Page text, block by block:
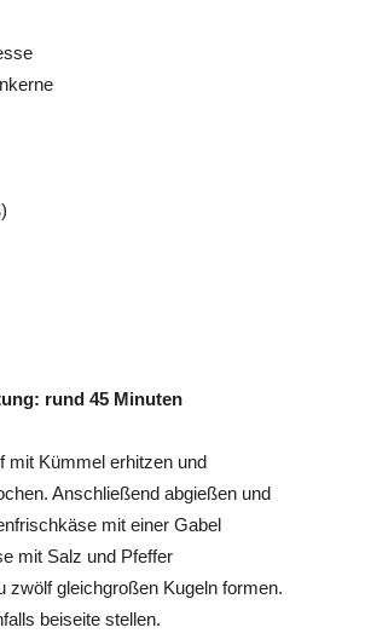
rund 45 Minuten
mit Kümmel erhitzen und
Anschließend abgießen und
mit einer Gabel
mit Salz und Pfeffer
zwölf gleichgroßen Kugeln formen.
beiseite stellen.